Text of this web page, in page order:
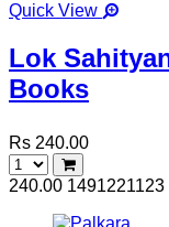
Quick View
Lok
Books
Rs 240.00
240.00 1491221123